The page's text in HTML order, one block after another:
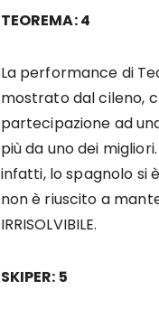
TEOREMA: 4
La performance di
mostrato dal cileno,
partecipazione ad
più da uno dei
infatti, lo spagnolo si
non è riuscito a
IRRISOLVIBILE.
SKIPER: 5